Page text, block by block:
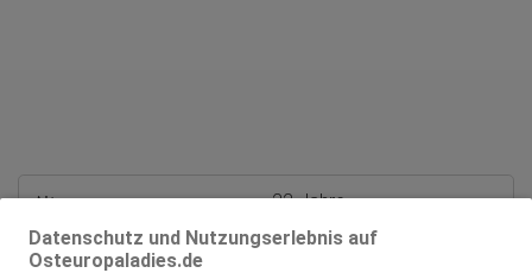
Datenschutz und Nutzungserlebnis auf
Osteuropaladies.de
Alter: 22 Jahre
Geschlecht: weiblich
Körpergröße: